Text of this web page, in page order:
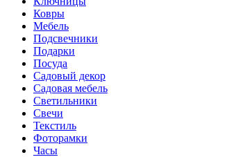
Ковры
Мебель
Подсвечники
Подарки
Посуда
Садовый декор
Садовая мебель
Светильники
Свечи
Текстиль
Фоторамки
Часы